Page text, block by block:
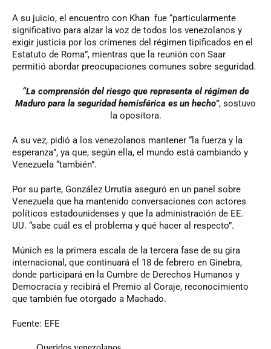
A su juicio, el encuentro con Khan fue “particularmente
significativo para alzar la voz de todos los venezolanos y
exigir justicia por los crímenes del régimen tipificados en el
Estatuto de Roma”, mientras que la reunión con Saar
permitió abordar preocupaciones comunes sobre seguridad.
“La comprensión del riesgo que representa el régimen de
Maduro para la seguridad hemisférica es un hecho”, sostuvo
la opositora.
A su vez, pidió a los venezolanos mantener “la fuerza y la
esperanza”, ya que, según ella, el mundo está cambiando y
Venezuela “también”.
Por su parte, González Urrutia aseguró en un panel sobre
Venezuela que ha mantenido conversaciones con actores
políticos estadounidenses y que la administración de EE.
UU. “sabe cuál es el problema y qué hacer al respecto”.
Múnich es la primera escala de la tercera fase de su gira
internacional, que continuará el 18 de febrero en Ginebra,
donde participará en la Cumbre de Derechos Humanos y
Democracia y recibirá el Premio al Coraje, reconocimiento
que también fue otorgado a Machado.
Fuente: EFE